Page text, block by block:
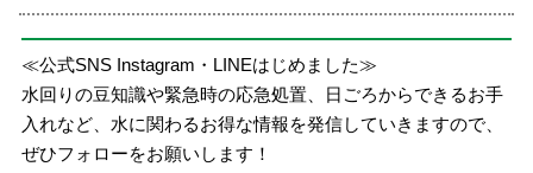
≪公式SNS Instagram・LINEはじめました≫
水回りの豆知識や緊急時の応急処置、日ごろからできるお手
入れなど、水に関わるお得な情報を発信していきますので、
ぜひフォローをお願いします！